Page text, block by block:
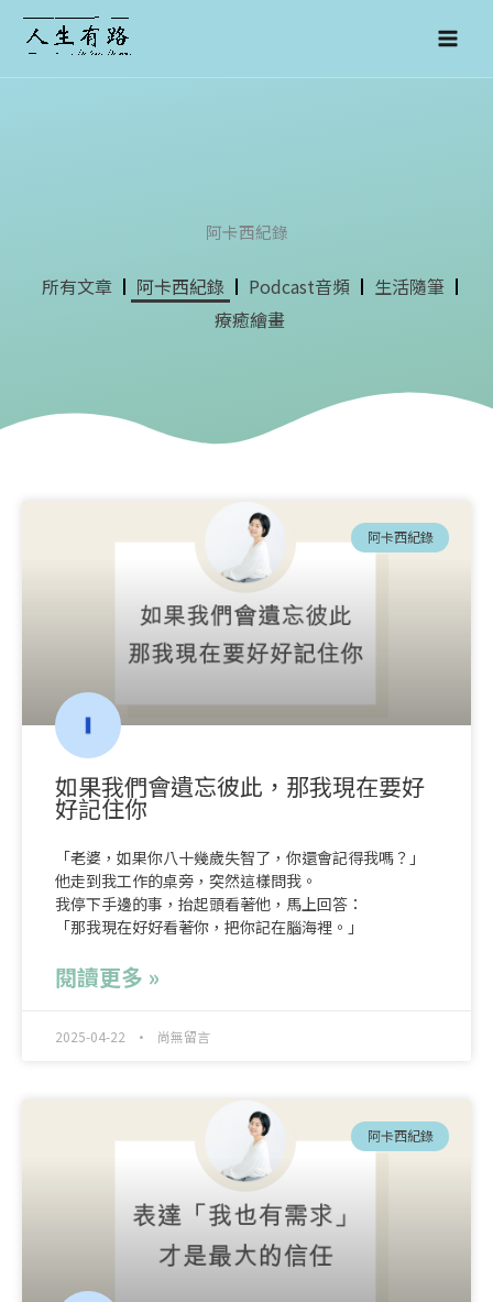
要
阿卡西紀錄
所有文章 阿卡西紀錄 Podcast音頻
生活隨筆
療癒繪畫
阿卡西紀錄
如果我們會遺忘彼此，那我現在要好
好記住你
「老婆，如果你八十幾歲失智了，你還會記得我嗎？」
他走到我工作的桌旁，突然這樣問我。
我停下手邊的事，抬起頭看著他，馬上回答：
「那我現在好好看著你，把你記在腦海裡。」
閱讀更多 »
2025-04-22 尚無留言
阿卡西紀錄
頁
面
頁
面